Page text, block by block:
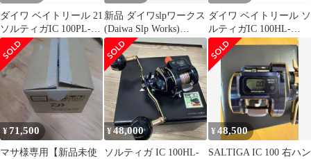
ダイワ ベイトリール 21
ソルティガIC 100PL-
DH (左巻)
新品 ダイワslpワークス
(Daiwa Slp Works)
130mm クランクハンド
ル
ダイワ ベイトリール ソ
ルティガIC 100HL-
DH(左)
¥71,500
マサ様専用【新品未使
¥48,000
ソルティガ IC 100HL-
¥48,500
SALTIGA IC 100 右ハン